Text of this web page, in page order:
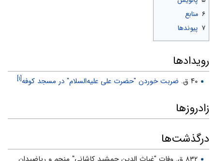
۶ منابع
۷ پیوندها
رویدادها
۴۰ ق. ضربت خوردن "حضرت علی علیه‌السلام" در مسجد کوفه[۱]
زادروزها
درگذشت‌ها